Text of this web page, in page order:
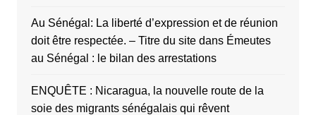
Au Sénégal: La liberté d’expression et de réunion
doit être respectée. – Titre du sitedans Émeutes
au Sénégal : le bilan des arrestations
ENQUÊTE : Nicaragua, la nouvelle route de la
soie des migrants sénégalais qui rêvent